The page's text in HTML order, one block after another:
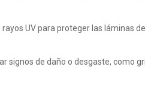
UV para proteger las láminas
signos de daño o desgaste,